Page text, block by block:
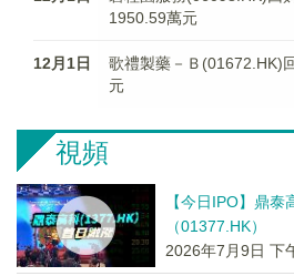
1950.59萬元
12月1日
歌禮製藥－Ｂ(01672.HK)
元
視頻
【今日IPO】鼎泰
（01377.HK）
2026年7月9日 下